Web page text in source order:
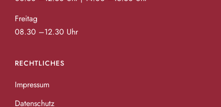
Freitag
08.30 –12.30 Uhr
RECHTLICHES
Impressum
Datenschutz